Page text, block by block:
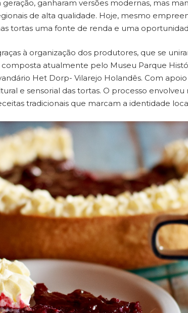
ganharam versões modernas, mas
de alta qualidade. Hoje, mesmo
tortas uma fonte de renda e uma
à organização dos produtores, que se
composta atualmente pelo Museu Parque
Het Dorp- Vilarejo Holandês. Com
e sensorial das tortas. O processo envolveu
tradicionais que marcam a identidade